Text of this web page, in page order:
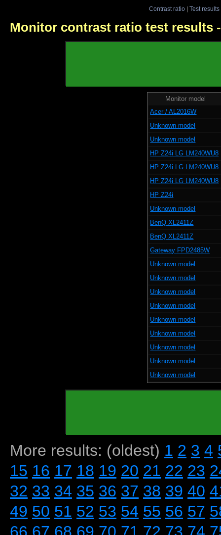
Contrast ratio| Test results
Monitor contrast ratio test results
Monitor model
Acer / AL2016W
Unknown model
Unknown model
HP Z24i LG LM240WU8
HP Z24i LG LM240WU8
HP Z24i LG LM240WU8
HP Z24i
Unknown model
BenQ XL2411Z
BenQ XL2411Z
Gateway FPD2485W
Unknown model
Unknown model
Unknown model
Unknown model
Unknown model
Unknown model
Unknown model
Unknown model
Unknown model
More results: (oldest) 1 2 3 4
15 16 17 18 19 20 21 22 23
32 33 34 35 36 37 38 39 40
49 50 51 52 53 54 55 56 57